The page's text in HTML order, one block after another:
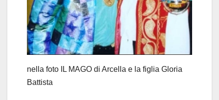
nella foto IL MAGO di Arcella e la figlia Gloria
Battista